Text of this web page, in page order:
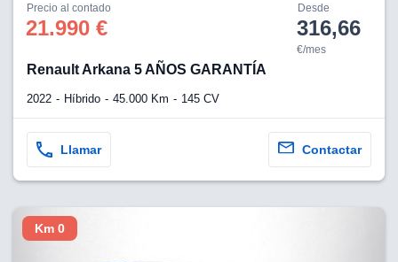
Precio al contado
21.990 €
Desde
316,66
€/mes
Renault Arkana 5 AÑOS GARANTÍA
2022 Híbrido 45.000 Km 145 CV
Llamar Contactar
Km 0